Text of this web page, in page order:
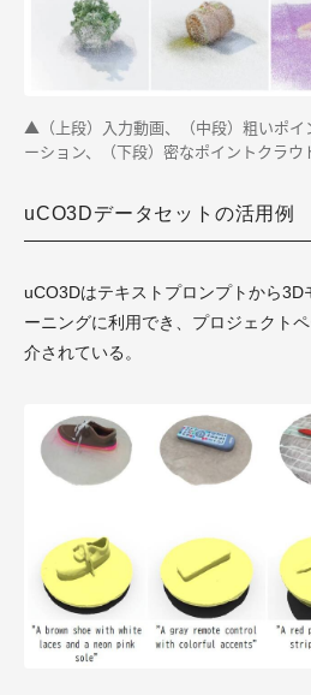
▲（上段）入力動画、（中段）粗いポイ
ーション、（下段）密なポイントクラウ
uCO3Dデータセットの活用例
uCO3Dはテキストプロンプトから3D
ーニングに利用でき、プロジェクト
介されている。